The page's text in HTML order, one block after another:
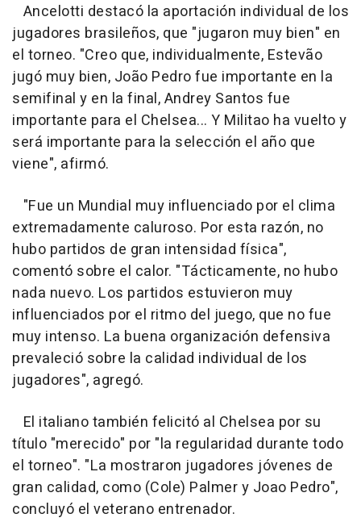
Ancelotti destacó la aportación individual de los
jugadores brasileños, que "jugaron muy bien" en
el torneo. "Creo que, individualmente, Estevão
jugó muy bien, João Pedro fue importante en la
semifinal y en la final, Andrey Santos fue
importante para el Chelsea... Y Militao ha vuelto y
será importante para la selección el año que
viene", afirmó.
"Fue un Mundial muy influenciado por el clima
extremadamente caluroso. Por esta razón, no
hubo partidos de gran intensidad física",
comentó sobre el calor. "Tácticamente, no hubo
nada nuevo. Los partidos estuvieron muy
influenciados por el ritmo del juego, que no fue
muy intenso. La buena organización defensiva
prevaleció sobre la calidad individual de los
jugadores", agregó.
El italiano también felicitó al Chelsea por su
título "merecido" por "la regularidad durante todo
el torneo". "La mostraron jugadores jóvenes de
gran calidad, como (Cole) Palmer y Joao Pedro",
concluyó el veterano entrenador.